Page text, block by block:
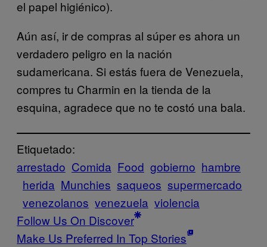
el papel higiénico).
Aún así, ir de compras al súper es ahora un
verdadero peligro en la nación
sudamericana. Si estás fuera de Venezuela,
compres tu Charmin en la tienda de la
esquina, agradece que no te costó una bala.
Etiquetado:
arrestado Comida Food gobierno hambre
herida Munchies saqueos supermercado
venezolanos venezuela violencia
Follow Us On Discover
Make Us Preferred In Top Stories